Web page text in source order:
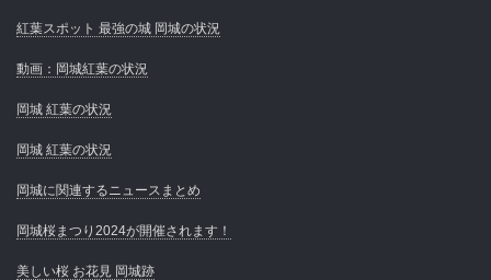
紅葉スポット 最強の城 岡城の状況
動画：岡城紅葉の状況
岡城 紅葉の状況
岡城 紅葉の状況
岡城に関連するニュースまとめ
岡城桜まつり2024が開催されます！
美しい桜 お花見 岡城跡